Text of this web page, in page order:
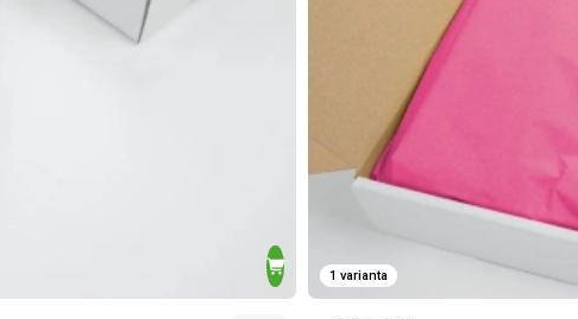
1 varianta